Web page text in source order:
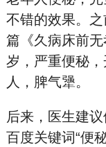
不错的效果。
篇《久病床前
岁，严重便秘
人，脾气犟。
后来，医生建
百度关键词“便